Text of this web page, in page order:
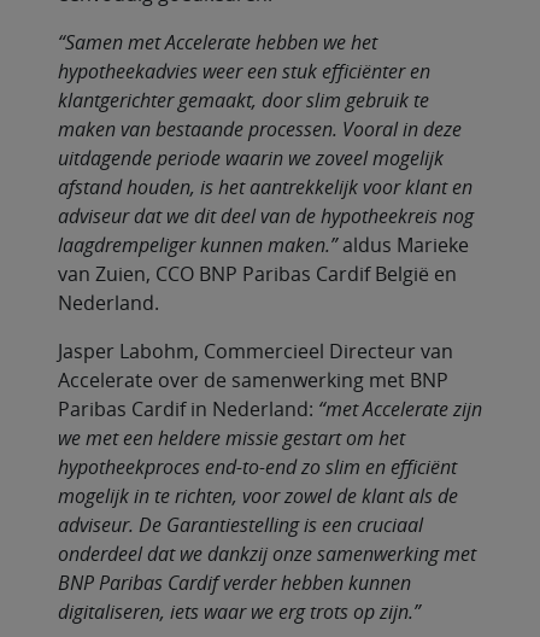
“Samen met Accelerate hebben we het
hypotheekadvies weer een stuk efficiënter en
klantgerichter gemaakt, door slim gebruik te
maken van bestaande processen. Vooral in deze
uitdagende periode waarin we zoveel mogelijk
afstand houden, is het aantrekkelijk voor klant en
adviseur dat we dit deel van de hypotheekreis nog
laagdrempeliger kunnen maken.”aldus Marieke
van Zuien, CCO BNP Paribas Cardif België en
Nederland.
Jasper Labohm, Commercieel Directeur van
Accelerate over de samenwerking met BNP
Paribas Cardif in Nederland: “met Accelerate zijn
we met een heldere missie gestart om het
hypotheekproces end-to-end zo slim en efficiënt
mogelijk in te richten, voor zowel de klant als de
adviseur. De Garantiestelling is een cruciaal
onderdeel dat we dankzij onze samenwerking met
BNP Paribas Cardif verder hebben kunnen
digitaliseren, iets waar we erg trots op zijn.”